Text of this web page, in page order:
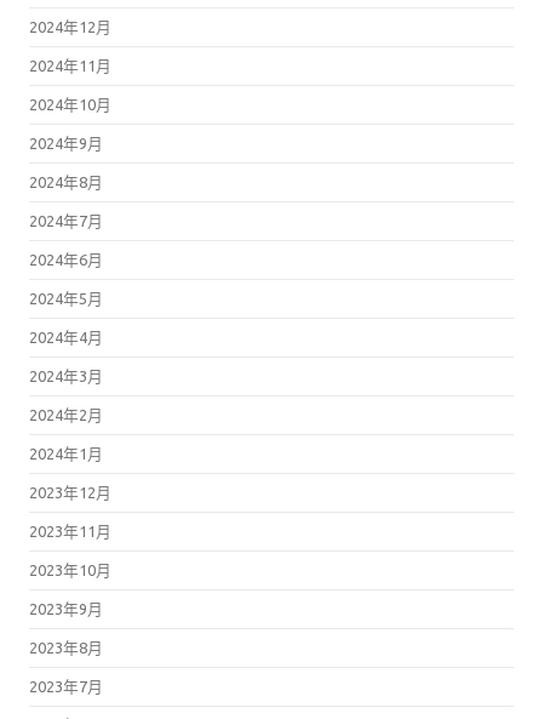
2024年12月
2024年11月
2024年10月
2024年9月
2024年8月
2024年7月
2024年6月
2024年5月
2024年4月
2024年3月
2024年2月
2024年1月
2023年12月
2023年11月
2023年10月
2023年9月
2023年8月
2023年7月